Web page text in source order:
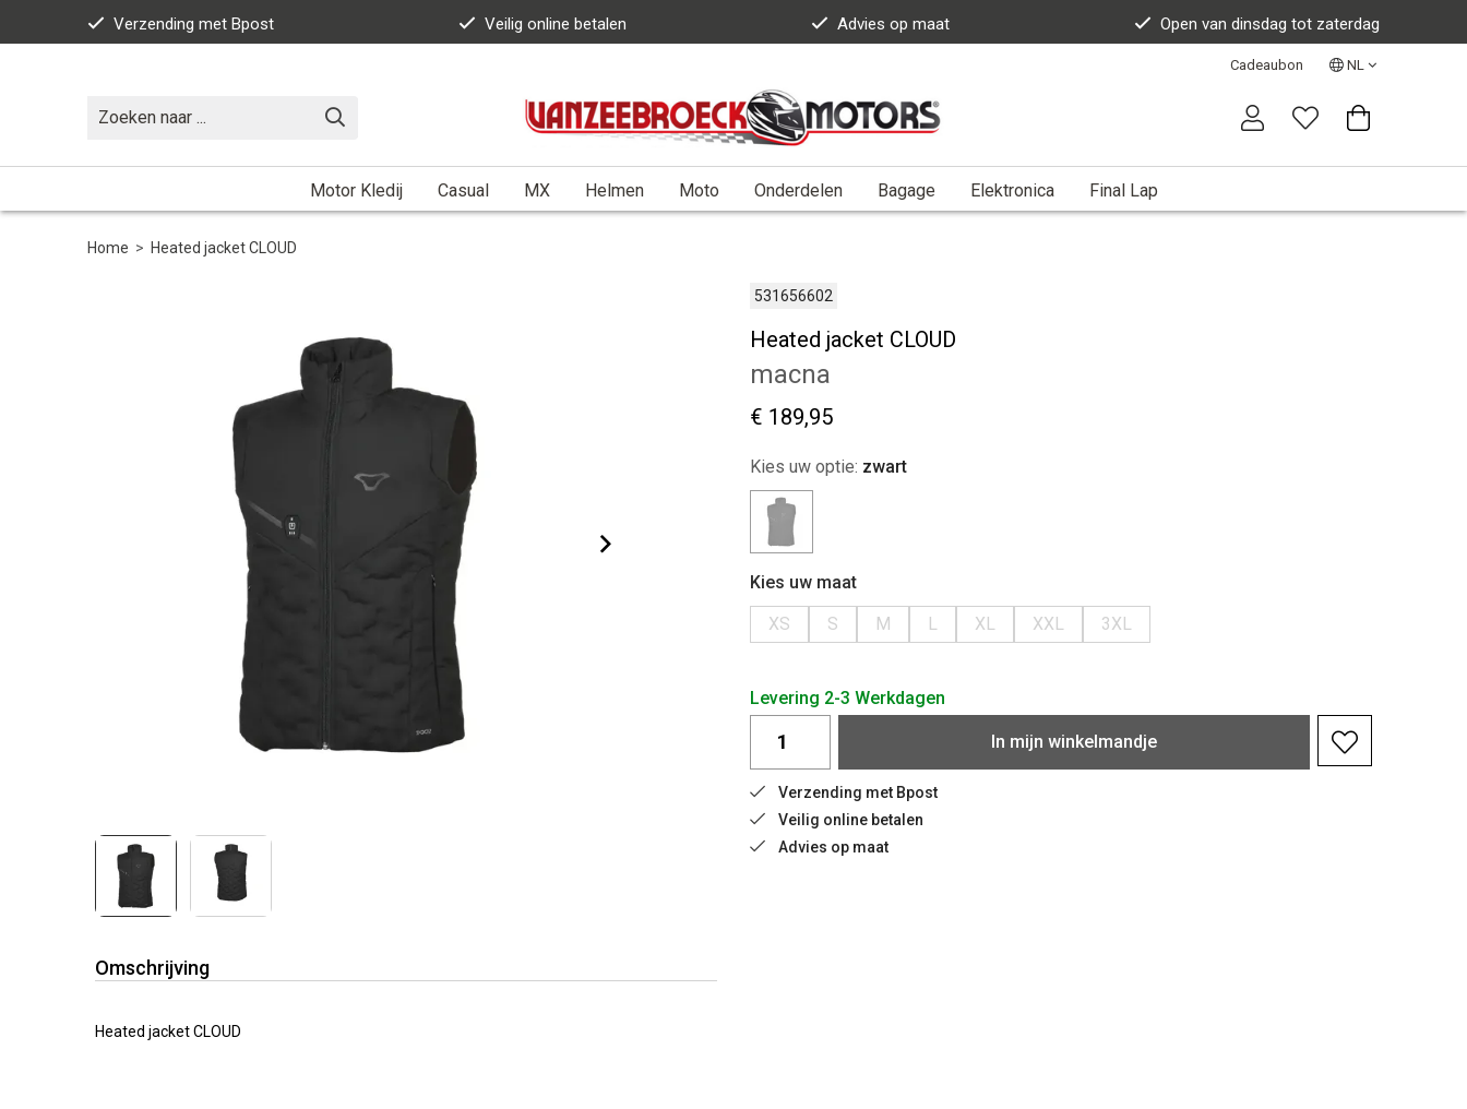
Verzending met Bpost Veilig online betalen Advies op maat Open van dinsdag tot zaterdag
Cadeaubon NL
Motor Kledij Casual MX Helmen Moto Onderdelen Bagage Elektronica Final Lap
Home > Heated jacket CLOUD
531656602
Heated jacket CLOUD
macna
€ 189,95
Kies uw optie: zwart
Kies uw maat
XS
S M L XL XXL 3XL
Levering 2-3 Werkdagen
In mijn winkelmandje
Verzending met Bpost
Veilig online betalen
Advies op maat
Omschrijving
Heated jacket CLOUD